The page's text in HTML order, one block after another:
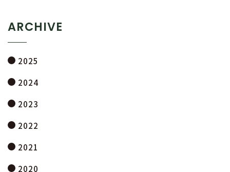
ARCHIVE
2025
2024
2023
2022
2021
2020